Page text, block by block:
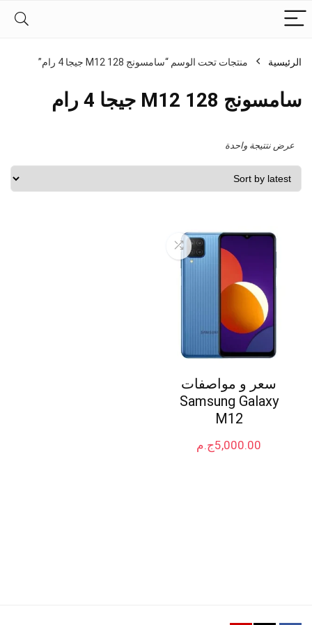
الرئيسية منتجات تحت الوسم “سامسونج M12 128 جيجا 4 رام”
سامسونج M12 128 جيجا 4 رام
عرض نتتيجة واحدة
سعر و مواصفات
Samsung Galaxy
M12
ج.م5,000.00